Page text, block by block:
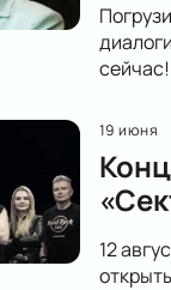
сейчас!
19 июня
12